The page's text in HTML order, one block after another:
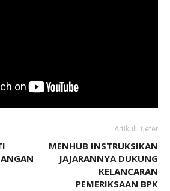
Artikulli tjetër
MENHUB INSTRUKSIKAN
JAJARANNYA DUKUNG
KELANCARAN
PEMERIKSAAN BPK